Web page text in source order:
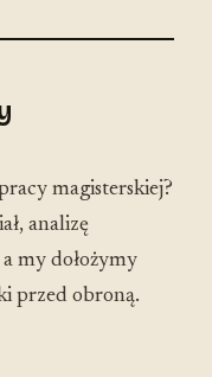
magisterskiej?
analizę
my dołożymy
przed obroną.